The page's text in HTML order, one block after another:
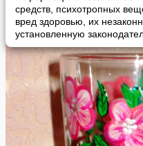
средств, психотропных
вред здоровью, их
установленную